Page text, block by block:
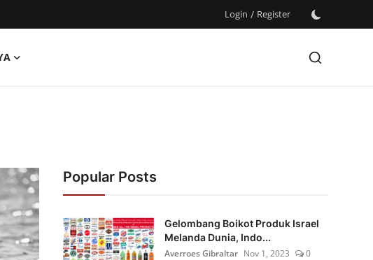
Login / Register
Popular Posts
Gelombang Boikot Produk Israel
Melanda Dunia, Indo...
Averroes Gibraltar Nov 1, 2023 0